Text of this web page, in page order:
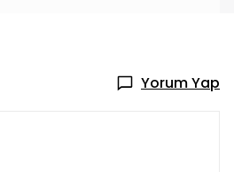
Yorum Yap